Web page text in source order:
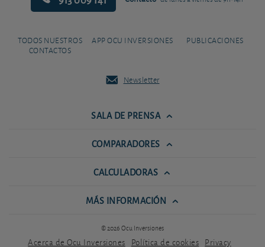
TODOS NUESTROS
CONTACTOS
APP OCU INVERSIONES PUBLICACIONES
Newsletter
SALA DE PRENSA
COMPARADORES
CALCULADORAS
MÁS INFORMACIÓN
© 2026 Ocu Inversiones
Acerca de Ocu Inversiones Política de cookies Privacy